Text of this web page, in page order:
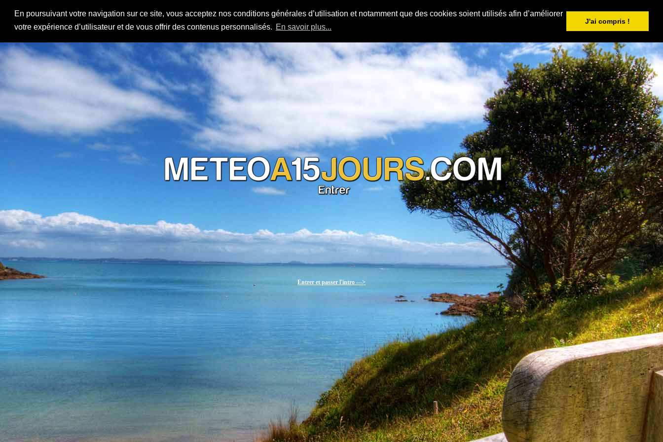
En poursuivant votre navigation sur ce site, vous acceptez nos conditions générales d’utilisation et notamment que des cookies soient utilisés afin d’améliorer
votre expérience d’utilisateur et de vous offrir des contenus personnalisés. En savoir plus...
J'ai compris !
Entrer et passer l'intro --->